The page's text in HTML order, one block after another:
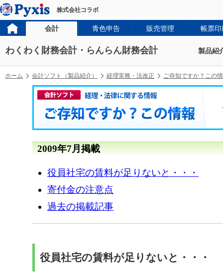
株式会社コラボ
会計 青色申告 販売管理 帳票印
わくわく財務会計・らんらん財務会計 製品紹
ホーム 会計ソフト（製品紹介） 経理実務・法改正 ご存知ですか？この
2009年7月掲載
役員社宅の賃料が足りないと・・・
寄付金の注意点
過去の掲載記事
役員社宅の賃料が足りないと・・・